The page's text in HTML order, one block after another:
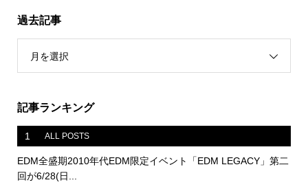
過去記事
月を選択
記事ランキング
1 ALL POSTS
EDM全盛期2010年代EDM限定イベント「EDM LEGACY」第二
回が6/28(日...